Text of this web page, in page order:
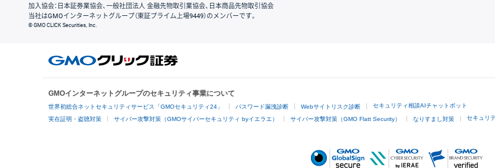
加入協会：日本証券業協会、一般社団法人 金融先物取引業協会、日本商品先物取引協会
当社はGMOインターネットグループ（東証プライム上場9449）のメンバーです。
© GMO CLICK Securities, Inc.
GMOインターネットグループのセキュリティ事業について
世界初総合ネットセキュリティサービス「GMOセキュリティ24」 パスワード漏洩診断 Webサイトリスク診断 セキュリティ相談AIチャットボット
実在証明・盗聴対策 サイバー攻撃対策（GMOサイバーセキュリティ byイエラエ） サイバー攻撃対策（GMO Flatt Security） なりすまし対策 セキュリ